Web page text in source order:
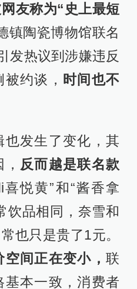
友称为“史上最短
镇陶瓷博物馆联名
发热议到涉嫌违反
约谈， 时间也不
发生了变化，其
反而越是联名款
喜悦黄”和“酱香拿
饮品相同，奈雪和
也只是贵了1元。
空间正在变小，联
本一致，消费者